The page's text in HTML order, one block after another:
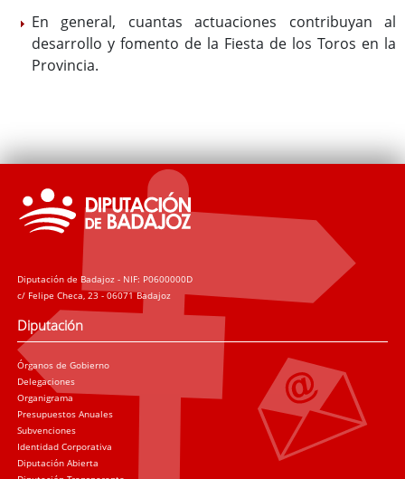
En general, cuantas actuaciones contribuyan al
desarrollo y fomento de la Fiesta de los Toros en la
Provincia.
Diputación de Badajoz - NIF: P0600000D
c/ Felipe Checa, 23 - 06071 Badajoz
Diputación
Órganos de Gobierno
Delegaciones
Organigrama
Presupuestos Anuales
Subvenciones
Identidad Corporativa
Diputación Abierta